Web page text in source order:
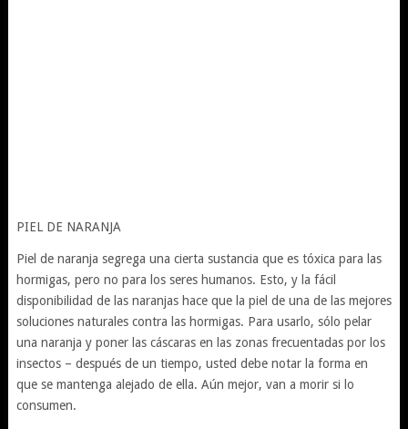
PIEL DE NARANJA
Piel de naranja segrega una cierta sustancia que es tóxica para las
hormigas, pero no para los seres humanos. Esto, y la fácil
disponibilidad de las naranjas hace que la piel de una de las mejores
soluciones naturales contra las hormigas. Para usarlo, sólo pelar
una naranja y poner las cáscaras en las zonas frecuentadas por los
insectos – después de un tiempo, usted debe notar la forma en
que se mantenga alejado de ella. Aún mejor, van a morir si lo
consumen.